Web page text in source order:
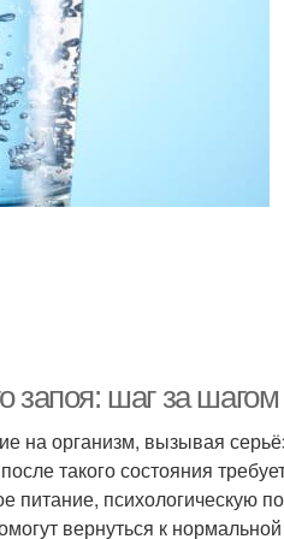
запоя: шаг за шагом
на организм, вызывая
такого состояния
психологическую
вернуться к